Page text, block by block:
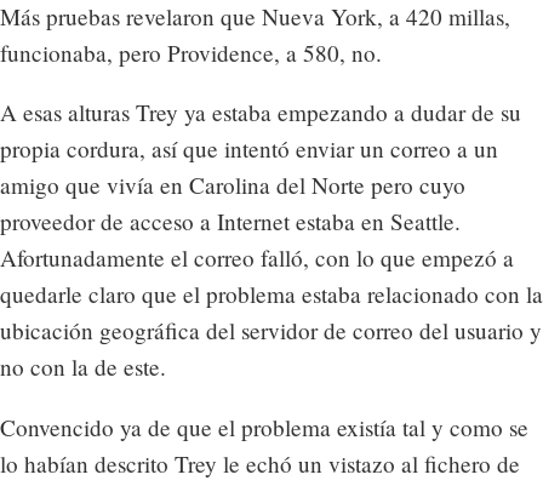
Más pruebas revelaron que Nueva York, a 420 millas,
funcionaba, pero Providence, a 580, no.
A esas alturas Trey ya estaba empezando a dudar de su
propia cordura, así que intentó enviar un correo a un
amigo que vivía en Carolina del Norte pero cuyo
proveedor de acceso a Internet estaba en Seattle.
Afortunadamente el correo falló, con lo que empezó a
quedarle claro que el problema estaba relacionado con la
ubicación geográfica del servidor de correo del usuario y
no con la de este.
Convencido ya de que el problema existía tal y como se
lo habían descrito Trey le echó un vistazo al fichero de